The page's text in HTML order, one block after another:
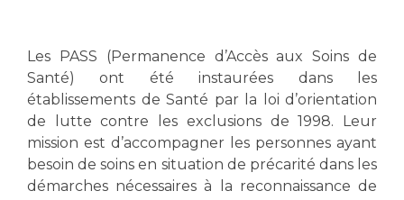
Vous avez une analyse à réaliser
Vous venez en consultation
myaphm, votre espace santé en ligne
Infos COVID-19
Espace Formation
Étudiants hospitaliers
Emplois techniques et médico-techniques
Emplois divers
Emplois socio-éducatifs
Statuts
Les PASS (Permanence d’Accès aux Soins de
Santé) ont été instaurées dans les
établissements de Santé par la loi d’orientation
de lutte contre les exclusions de 1998. Leur
mission est d’accompagner les personnes ayant
besoin de soins en situation de précarité dans les
démarches nécessaires à la reconnaissance de